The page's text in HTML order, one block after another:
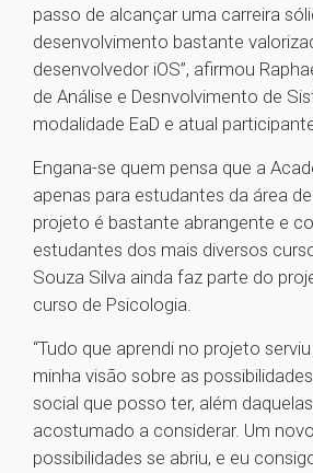
passo de alcançar uma carreira
desenvolvimento bastante
desenvolvedor iOS”, afirmou
de Análise e Desnvolvimento de
modalidade EaD e atual
Engana-se quem pensa que a
apenas para estudantes da área
projeto é bastante abrangente e
estudantes dos mais diversos
Souza Silva ainda faz parte do
curso de Psicologia.
“Tudo que aprendi no projeto
minha visão sobre as
social que posso ter, além
acostumado a considerar. Um
possibilidades se abriu, e eu